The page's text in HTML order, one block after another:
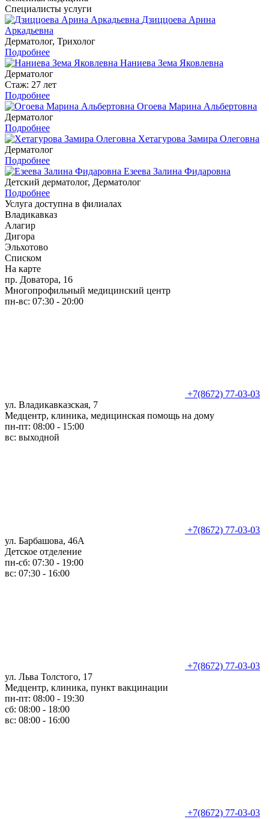
Специалисты услуги
Дзиццоева Арина
Аркадьевна
Дерматолог, Трихолог
Подробнее
Наниева Зема Яковлевна
Дерматолог
Стаж: 27 лет
Подробнее
Огоева Марина Альбертовна
Дерматолог
Подробнее
Хетагурова Замира Олеговна
Дерматолог
Подробнее
Езеева Залина Фидаровна
Детский дерматолог, Дерматолог
Подробнее
Услуга доступна в филиалах
Владикавказ
Алагир
Дигора
Эльхотово
Списком
На карте
пр. Доватора, 16
Многопрофильный медицинский центр
пн-вс: 07:30 - 20:00
+7(8672) 77-03-03
ул. Владикавказская, 7
Медцентр, клиника, медицинская помощь на дому
пн-пт: 08:00 - 15:00
вс: выходной
+7(8672) 77-03-03
ул. Барбашова, 46А
Детское отделение
пн-сб: 07:30 - 19:00
вс: 07:30 - 16:00
+7(8672) 77-03-03
ул. Льва Толстого, 17
Медцентр, клиника, пункт вакцинации
пн-пт: 08:00 - 19:30
сб: 08:00 - 18:00
вс: 08:00 - 16:00
+7(8672) 77-03-03